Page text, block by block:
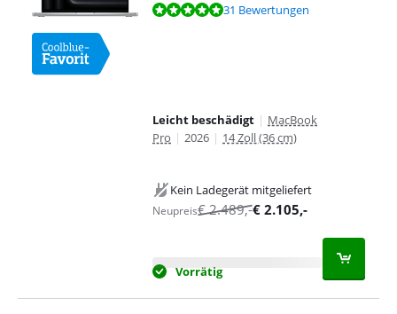
Bewertet mit 9,6 von 10, basierend auf 31 Bewertungen.
31 Bewertungen
Leicht beschädigt | MacBook
Pro | 2026 | 14 Zoll (36 cm)
Kein Ladegerät mitgeliefert
Neupreis€2.489,-€ 2.105,-
Vorrätig